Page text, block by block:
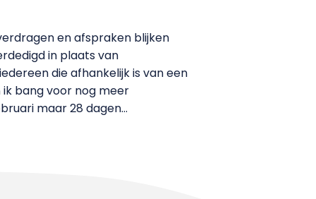
en afspraken blijken
in plaats van
die afhankelijk is van een
bang voor nog meer
maar 28 dagen…